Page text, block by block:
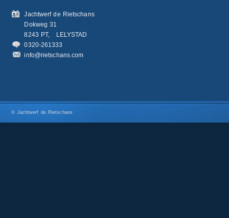
Jachtwerf de Rietschans
Dokweg 31
8243 PT,
LELYSTAD
0320-261333
info@rietschans.com
© Jachtwerf de Rietschans